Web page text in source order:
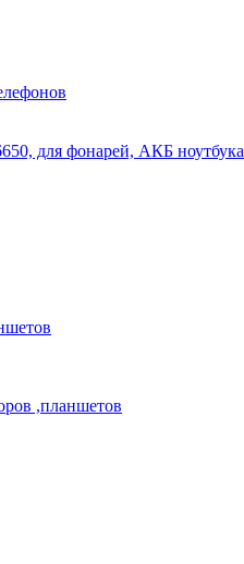
для фонарей, АКБ ноутбука
,планшетов